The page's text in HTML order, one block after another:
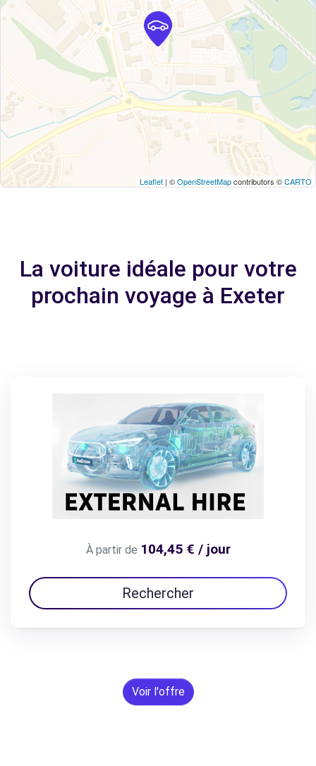
Leaflet | ©OpenStreetMapcontributors ©CARTO
La voiture idéale pour votre
prochain voyage à Exeter
À partir de 104,45 € / jour
Rechercher
Voir l'offre